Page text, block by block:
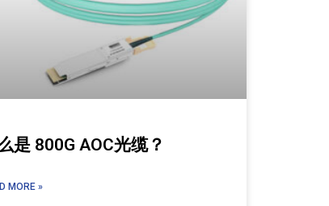
是 800G AOC光缆？
MORE »